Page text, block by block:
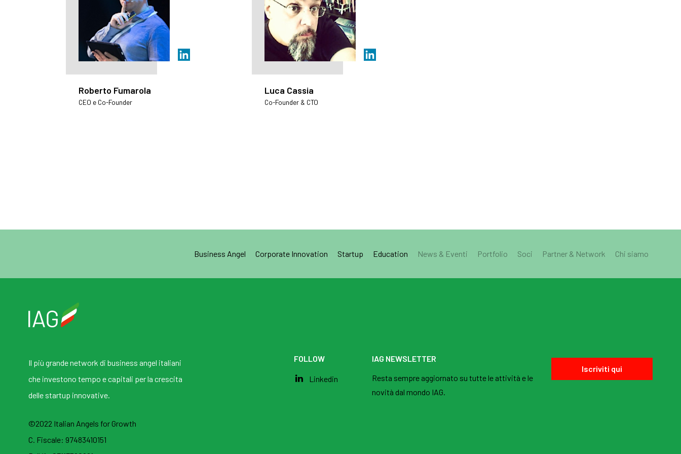
Roberto Fumarola
CEO e Co-Founder
Luca Cassia
Co-Founder & CTO
Business Angel Corporate Innovation Startup Education News & Eventi Portfolio Soci Partner & Network Chi siamo
Il più grande network di business angel italiani
che investono tempo e capitali per la crescita
delle startup innovative.
©2022 Italian Angels for Growth
C. Fiscale: 97483410151
FOLLOW
Linkedin
IAG NEWSLETTER
Resta sempre aggiornato su tutte le attività e le
novità dal mondo IAG.
Iscriviti qui